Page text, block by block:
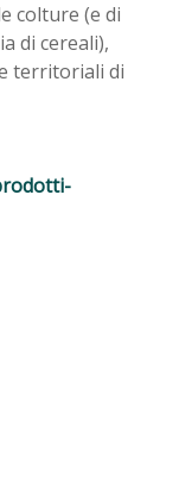
colture (e di
di cereali),
territoriali di